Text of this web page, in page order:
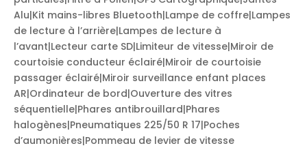
Alu|Kit mains-libres Bluetooth|Lampe de coffre|Lampes
de lecture à l’arrière|Lampes de lecture à
l’avant|Lecteur carte SD|Limiteur de vitesse|Miroir de
courtoisie conducteur éclairé|Miroir de courtoisie
passager éclairé|Miroir surveillance enfant places
AR|Ordinateur de bord|Ouverture des vitres
séquentielle|Phares antibrouillard|Phares
halogènes|Pneumatiques 225/50 R 17|Poches
d’aumonières|Pommeau de levier de vitesse